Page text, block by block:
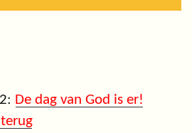
De dag van God is er!
terug